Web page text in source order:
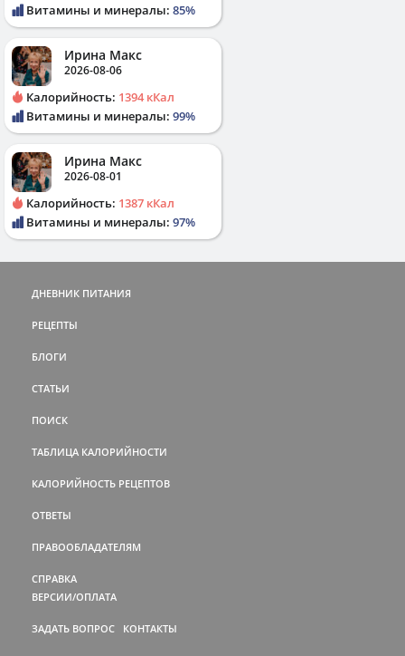
Витамины и минералы: 85%
Ирина Макс
2026-08-06
Калорийность: 1394 кКал
Витамины и минералы: 99%
Ирина Макс
2026-08-01
Калорийность: 1387 кКал
Витамины и минералы: 97%
ДНЕВНИК ПИТАНИЯ
РЕЦЕПТЫ
БЛОГИ
СТАТЬИ
ПОИСК
ТАБЛИЦА КАЛОРИЙНОСТИ
КАЛОРИЙНОСТЬ РЕЦЕПТОВ
ОТВЕТЫ
ПРАВООБЛАДАТЕЛЯМ
СПРАВКА
ВЕРСИИ/ОПЛАТА
ЗАДАТЬ ВОПРОС КОНТАКТЫ